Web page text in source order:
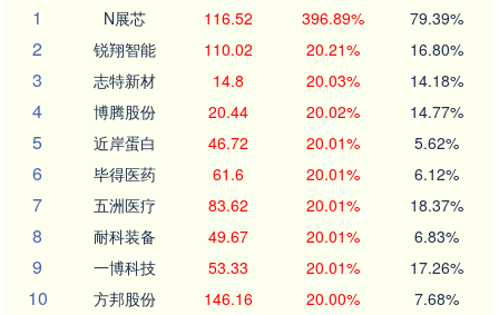
1
N展芯 116.52 396.89% 79.39%
2 锐翔智能 110.02 20.21% 16.80%
3 志特新材 14.8 20.03% 14.18%
4 博腾股份 20.44 20.02% 14.77%
5 近岸蛋白 46.72 20.01% 5.62%
6 毕得医药 61.6 20.01% 6.12%
7 五洲医疗 83.62 20.01% 18.37%
8 耐科装备 49.67 20.01% 6.83%
9 一博科技 53.33 20.01% 17.26%
10 方邦股份 146.16 20.00% 7.68%